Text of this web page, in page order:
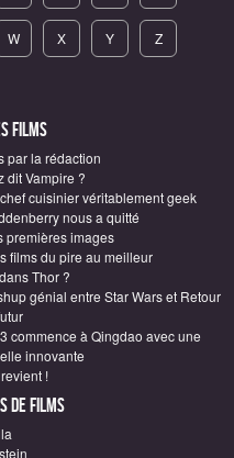
W X Y Z
Films
par la rédaction
dit Vampire ?
cuisinier véritablement geek
nous a quitté
premières images
films du pire au meilleur
Thor ?
génial entre Star Wars et Retour
commence à Qingdao avec une
innovante
!
de Films